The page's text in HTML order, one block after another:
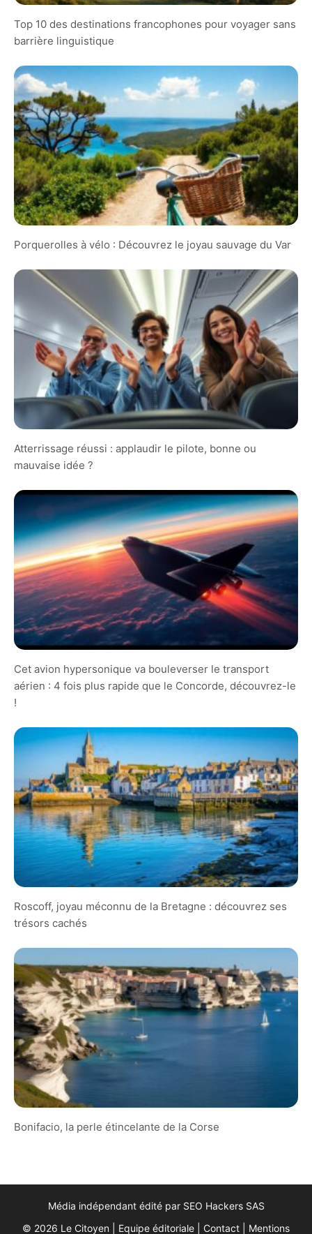
Top 10 des destinations francophones pour voyager sans
barrière linguistique
Porquerolles à vélo : Découvrez le joyau sauvage du Var
Atterrissage réussi : applaudir le pilote, bonne ou
mauvaise idée ?
Cet avion hypersonique va bouleverser le transport
aérien : 4 fois plus rapide que le Concorde, découvrez-le
!
Roscoff, joyau méconnu de la Bretagne : découvrez ses
trésors cachés
Bonifacio, la perle étincelante de la Corse
Média indépendant édité par SEO Hackers SAS
© 2026 Le Citoyen | Equipe éditoriale Contact Mentions